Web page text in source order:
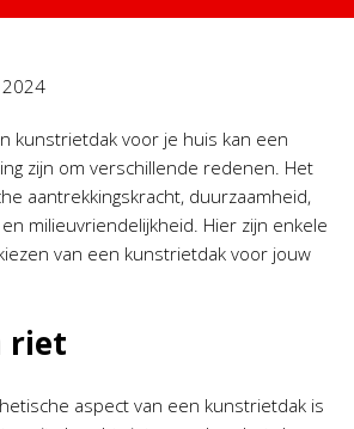
kunstrietdak voor je huis kan een
zijn om verschillende redenen. Het
aantrekkingskracht, duurzaamheid,
milieuvriendelijkheid. Hier zijn enkele
van een kunstrietdak voor jouw
riet
aspect van een kunstrietdak is